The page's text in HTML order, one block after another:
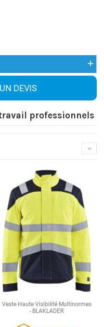
professionnels
Veste Haute Visibilité Multinormes
- BLAKLADER
DEVIS